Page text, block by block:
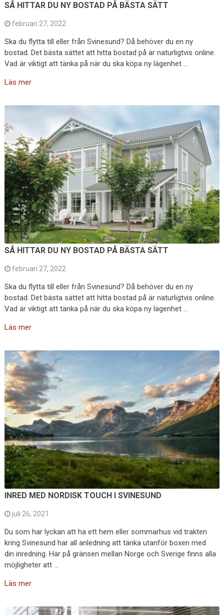
SÅ HITTAR DU NY BOSTAD PÅ BÄSTA SÄTT
februari 27, 2022
Ska du flytta till eller från Svinesund? Då behöver du en ny
bostad. Det bästa sättet att hitta bostad på är naturligtvis online.
Vad är viktigt att tänka på när du ska köpa ny lägenhet …
Läs mer
SÅ HITTAR DU NY BOSTAD PÅ BÄSTA SÄTT
februari 27, 2022
Ska du flytta till eller från Svinesund? Då behöver du en ny
bostad. Det bästa sättet att hitta bostad på är naturligtvis online.
Vad är viktigt att tänka på när du ska köpa ny lägenhet …
Läs mer
INRED MED NORDISK TOUCH I SVINESUND
juli 26, 2021
Du som har lyckan att ha ett hem eller sommarhus vid trakten
kring Svinesund har all anledning att tänka utanför boxen med
din inredning. Här på gränsen mellan Norge och Sverige finns alla
möjligheter att …
Läs mer